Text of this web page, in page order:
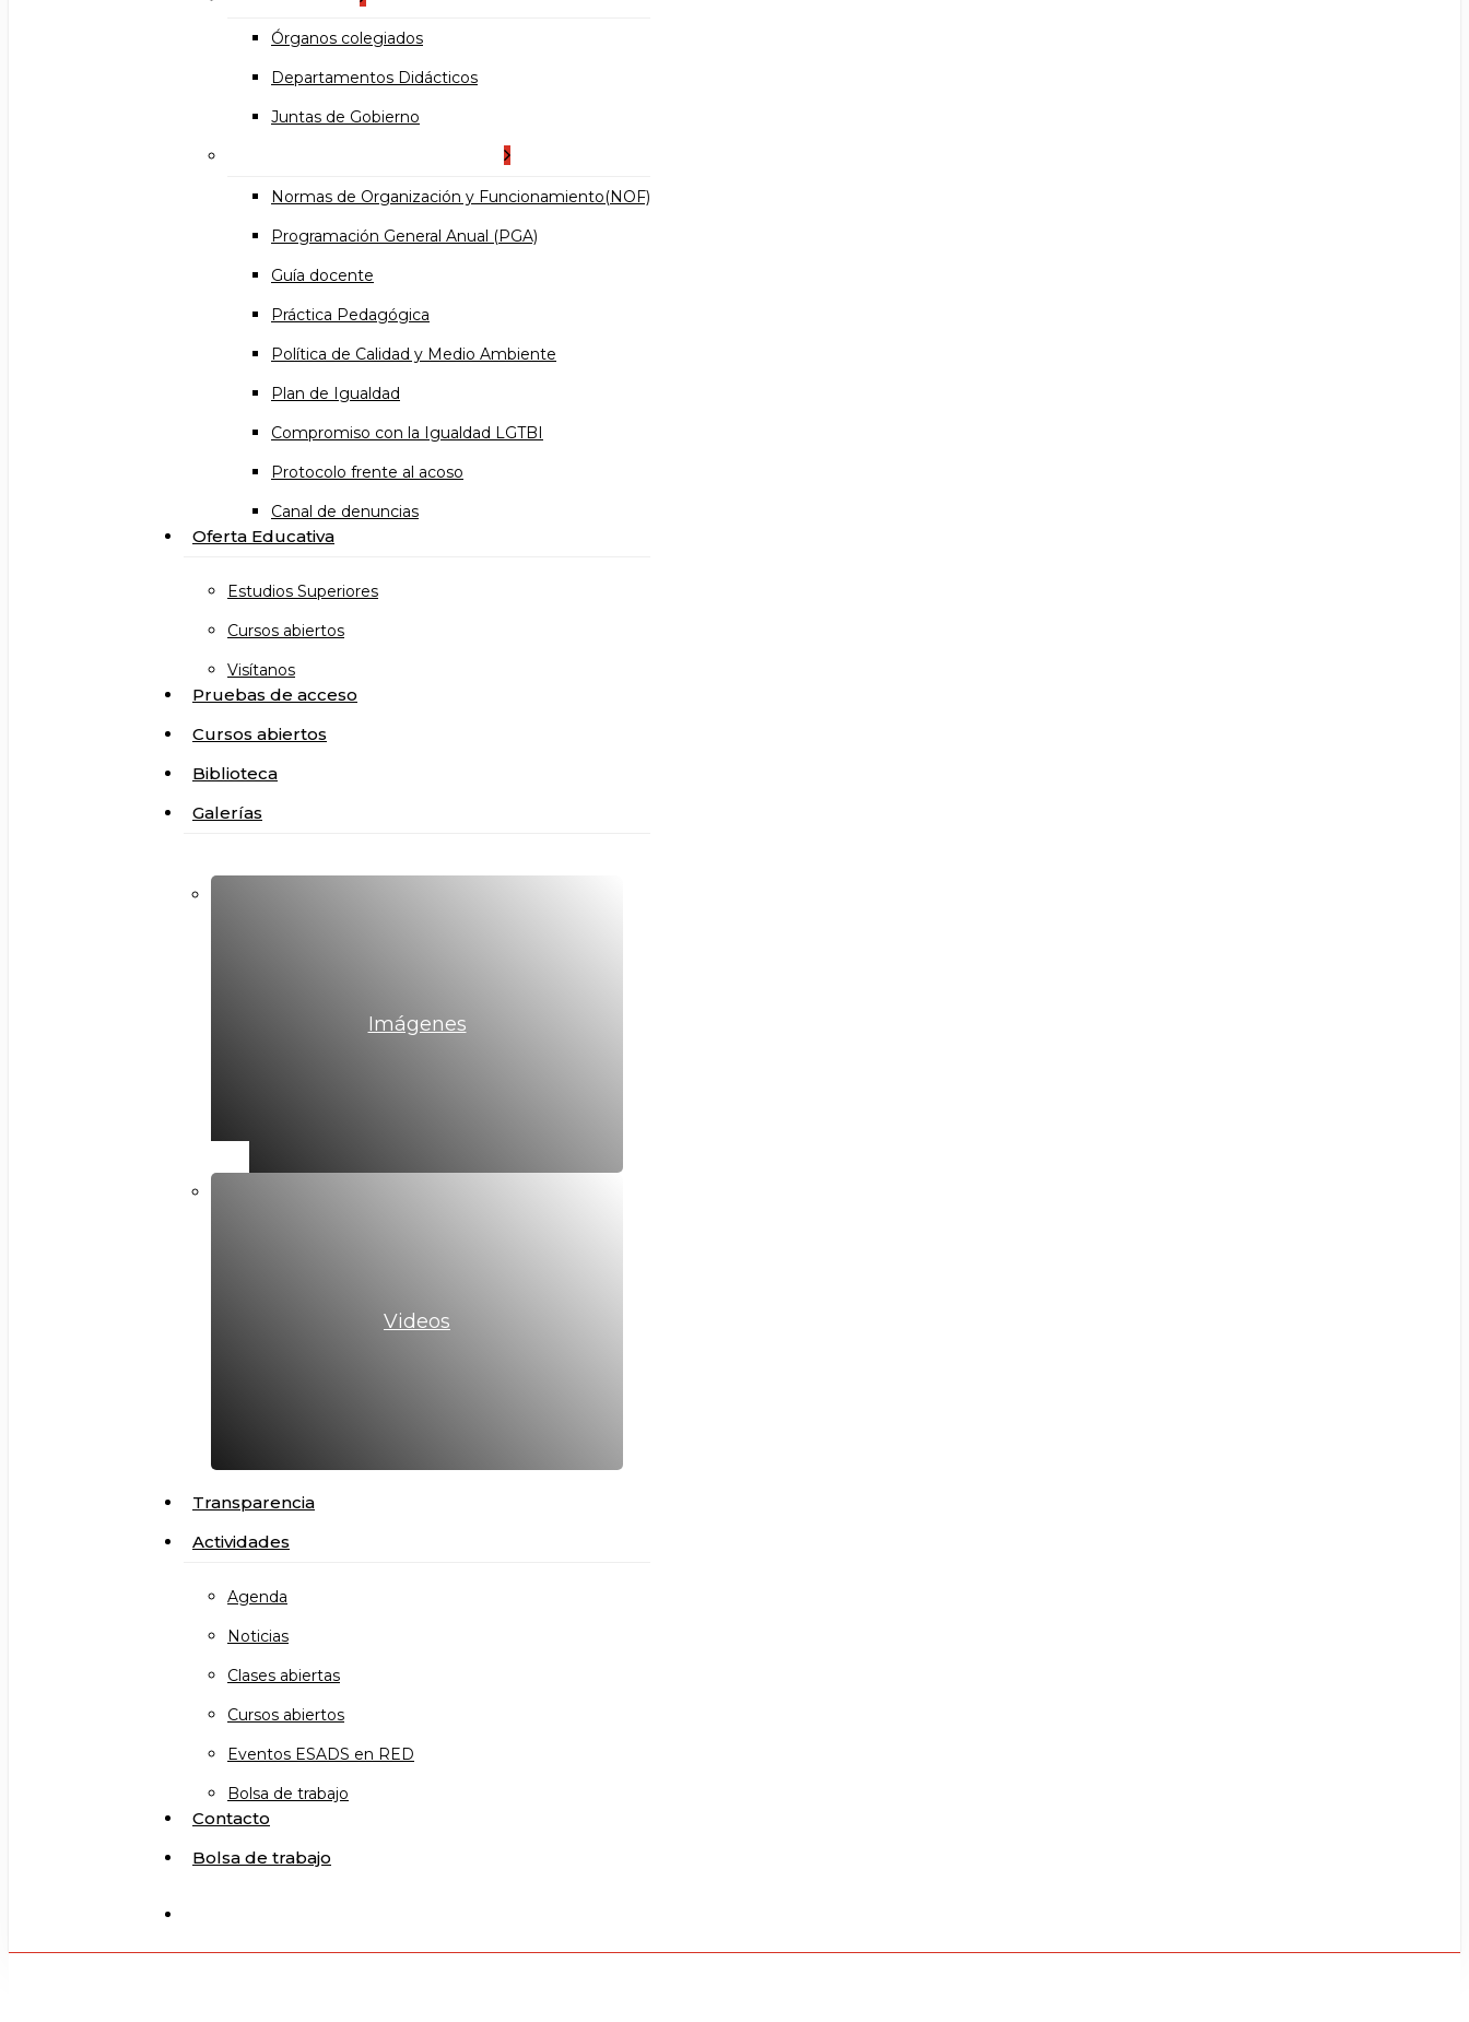
Órganos colegiados
Departamentos Didácticos
Juntas de Gobierno
Normas de Organización y Funcionamiento(NOF)
Programación General Anual (PGA)
Guía docente
Práctica Pedagógica
Política de Calidad y Medio Ambiente
Plan de Igualdad
Compromiso con la Igualdad LGTBI
Protocolo frente al acoso
Canal de denuncias
Oferta Educativa
Estudios Superiores
Cursos abiertos
Visítanos
Pruebas de acceso
Cursos abiertos
Biblioteca
Galerías
Imágenes
Videos
Transparencia
Actividades
Agenda
Noticias
Clases abiertas
Cursos abiertos
Eventos ESADS en RED
Bolsa de trabajo
Contacto
Bolsa de trabajo